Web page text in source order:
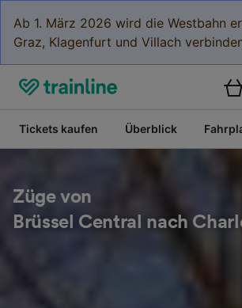
Ab 1. März 2026 wird die Westbahn
Graz, Klagenfurt und Villach
Tickets kaufen Überblick
Züge von
Brüssel Central nach